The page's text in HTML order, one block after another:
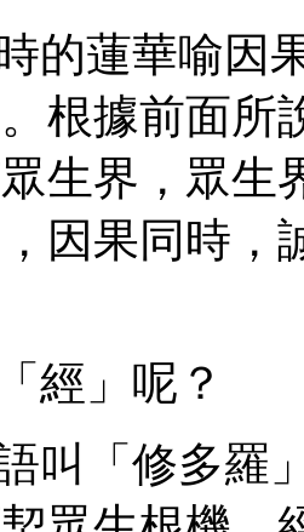
的蓮華喻因
根據前面所
生界，眾生
因果同時，
經」呢？
語叫「修多